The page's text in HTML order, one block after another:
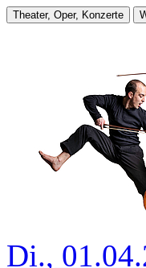
Theater, Oper, Konzerte
Di.,